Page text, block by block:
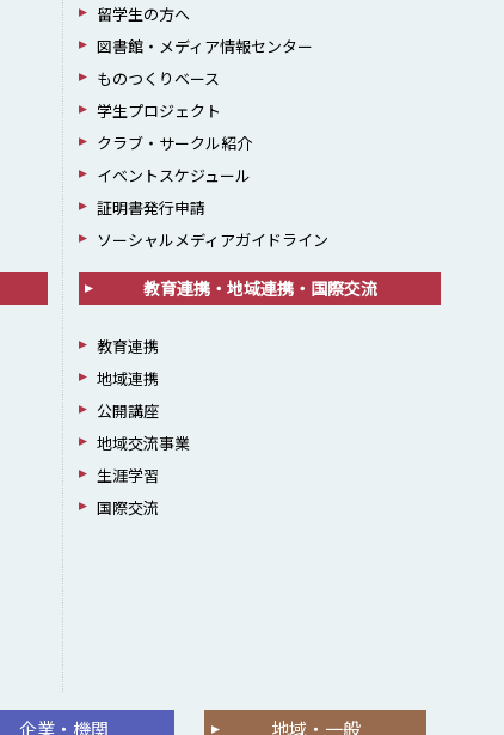
留学生の方へ
図書館・メディア情報センター
ものつくりベース
学生プロジェクト
クラブ・サークル紹介
イベントスケジュール
証明書発行申請
ソーシャルメディアガイドライン
教育連携・地域連携・国際交流
教育連携
地域連携
公開講座
地域交流事業
生涯学習
国際交流
企業・機関 地域・一般